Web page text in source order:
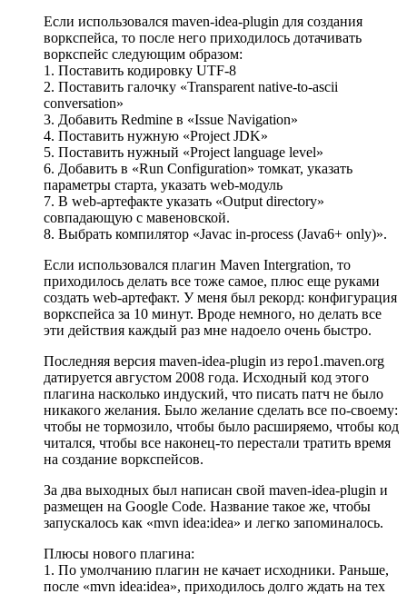
Если использовался maven-idea-plugin для создания
воркспейса, то после него приходилось дотачивать
воркспейс следующим образом:
1. Поставить кодировку UTF-8
2. Поставить галочку «Transparent native-to-ascii
conversation»
3. Добавить Redmine в «Issue Navigation»
4. Поставить нужную «Project JDK»
5. Поставить нужный «Project language level»
6. Добавить в «Run Configuration» томкат, указать
параметры старта, указать web-модуль
7. В web-артефакте указать «Output directory»
совпадающую с мавеновской.
8. Выбрать компилятор «Javac in-process (Java6+ only)».
Если использовался плагин Maven Intergration, то
приходилось делать все тоже самое, плюс еще руками
создать web-артефакт. У меня был рекорд: конфигурация
воркспейса за 10 минут. Вроде немного, но делать все
эти действия каждый раз мне надоело очень быстро.
Последняя версия maven-idea-plugin из repo1.maven.org
датируется августом 2008 года. Исходный код этого
плагина насколько индуский, что писать патч не было
никакого желания. Было желание сделать все по-своему:
чтобы не тормозило, чтобы было расширяемо, чтобы код
читался, чтобы все наконец-то перестали тратить время
на создание воркспейсов.
За два выходных был написан свой maven-idea-plugin и
размещен на Google Code. Название такое же, чтобы
запускалось как «mvn idea:idea» и легко запоминалось.
Плюсы нового плагина:
1. По умолчанию плагин не качает исходники. Раньше,
после «mvn idea:idea», приходилось долго ждать на тех